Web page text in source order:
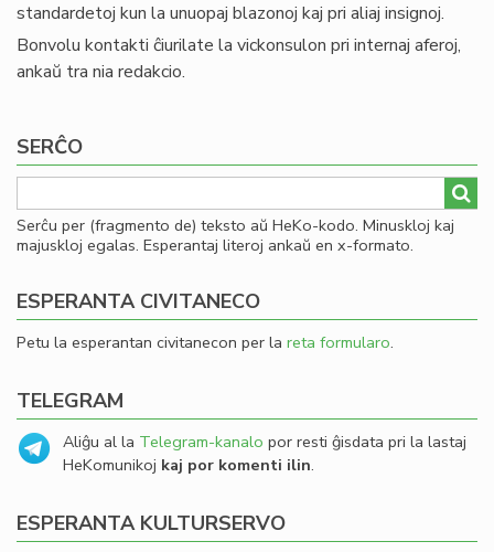
standardetoj kun la unuopaj blazonoj kaj pri aliaj insignoj.
Bonvolu kontakti ĉiurilate la vickonsulon pri internaj aferoj,
ankaŭ tra nia redakcio.
SERĈO
Serĉu per (fragmento de) teksto aŭ HeKo-kodo. Minuskloj kaj
majuskloj egalas. Esperantaj literoj ankaŭ en x-formato.
ESPERANTA CIVITANECO
Petu la esperantan civitanecon per la reta formularo.
TELEGRAM
Aliĝu al la Telegram-kanalo por resti ĝisdata pri la lastaj
HeKomunikoj kaj por komenti ilin.
ESPERANTA KULTURSERVO